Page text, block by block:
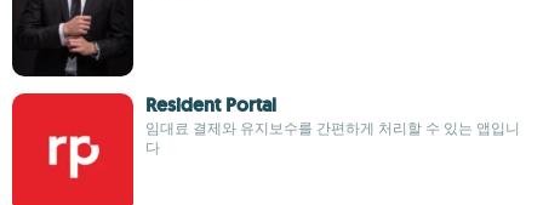
Resident Portal
임대료 결제와 유지보수를 간편하게 처리할 수 있는 앱입니
다